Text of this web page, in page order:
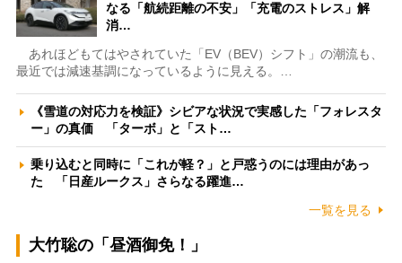
なる「航続距離の不安」「充電のストレス」解
消…
あれほどもてはやされていた「EV（BEV）シフト」の潮流も、
最近では減速基調になっているように見える。…
《雪道の対応力を検証》シビアな状況で実感した「フォレスタ
ー」の真価 「ターボ」と「スト…
乗り込むと同時に「これが軽？」と戸惑うのには理由があっ
た 「日産ルークス」さらなる躍進…
一覧を見る
大竹聡の「昼酒御免！」